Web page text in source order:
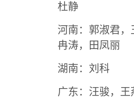
杜静
河南：郭淑君，
冉涛，田凤丽
湖南：刘科
广东：汪骏，王